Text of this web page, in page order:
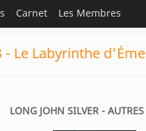
Carnet Les Membres
- Le Labyrinthe
LONG JOHN SILVER -